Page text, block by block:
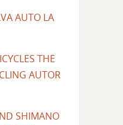
AUTO LA
THE
AUTOR
SHIMANO